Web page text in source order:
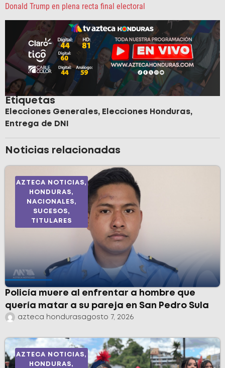
Donald Trump en plena recta final electoral
Etiquetas
Elecciones Generales, Elecciones Honduras,
Entrega de DNI
Noticias relacionadas
AZTECA NOTICIAS,
HONDURAS,
NACIONALES,
SUCESOS,
TITULARES
Policía muere al enfrentar a hombre que
quería matar a su pareja en San Pedro Sula
azteca hondurasagosto 7, 2026
AZTECA NOTICIAS,
HONDURAS,